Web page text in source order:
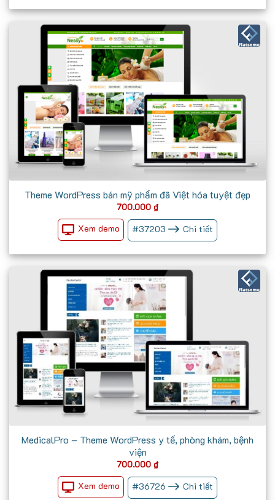
Theme WordPress bán mỹ phẩm đã Việt hóa tuyệt đẹp
700.000 ₫
Xem demo #37203 Chi tiết
MedicalPro – Theme WordPress y tế, phòng khám, bệnh
viện
700.000 ₫
Xem demo #36726 Chi tiết